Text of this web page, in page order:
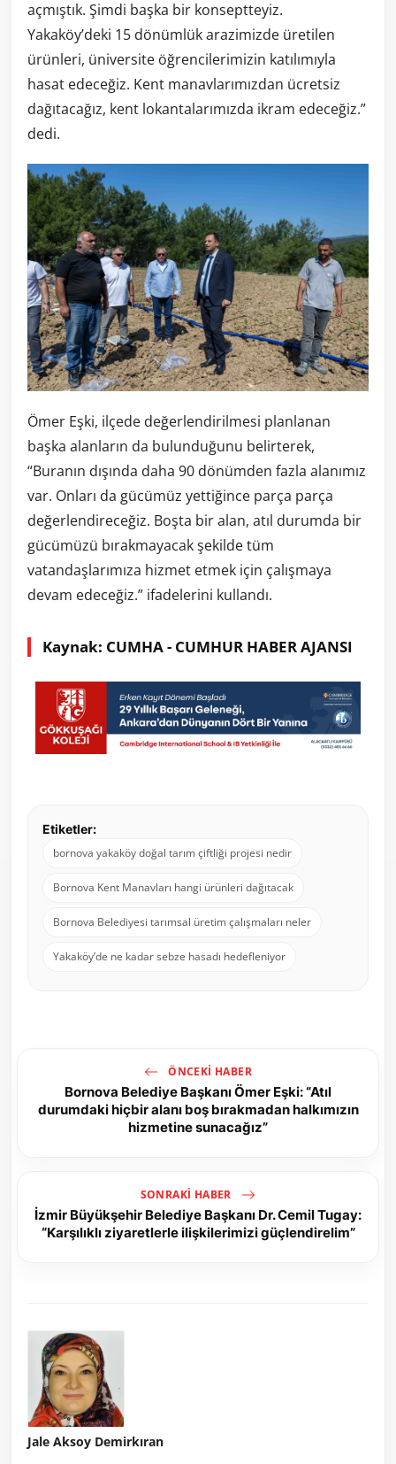
açmıştık. Şimdi başka bir konseptteyiz.
Yakaköy’deki 15 dönümlük arazimizde üretilen
ürünleri, üniversite öğrencilerimizin katılımıyla
hasat edeceğiz. Kent manavlarımızdan ücretsiz
dağıtacağız, kent lokantalarımızda ikram edeceğiz.”
dedi.
Ömer Eşki, ilçede değerlendirilmesi planlanan
başka alanların da bulunduğunu belirterek,
“Buranın dışında daha 90 dönümden fazla alanımız
var. Onları da gücümüz yettiğince parça parça
değerlendireceğiz. Boşta bir alan, atıl durumda bir
gücümüzü bırakmayacak şekilde tüm
vatandaşlarımıza hizmet etmek için çalışmaya
devam edeceğiz.” ifadelerini kullandı.
Kaynak: CUMHA - CUMHUR HABER AJANSI
Etiketler:
bornova yakaköy doğal tarım çiftliği projesi nedir
Bornova Kent Manavları hangi ürünleri dağıtacak
Bornova Belediyesi tarımsal üretim çalışmaları neler
Yakaköy’de ne kadar sebze hasadı hedefleniyor
ÖNCEKI HABER
Bornova Belediye Başkanı Ömer Eşki: “Atıl
durumdaki hiçbir alanı boş bırakmadan halkımızın
hizmetine sunacağız”
SONRAKI HABER
İzmir Büyükşehir Belediye Başkanı Dr. Cemil Tugay:
“Karşılıklı ziyaretlerle ilişkilerimizi güçlendirelim”
Jale Aksoy Demirkıran